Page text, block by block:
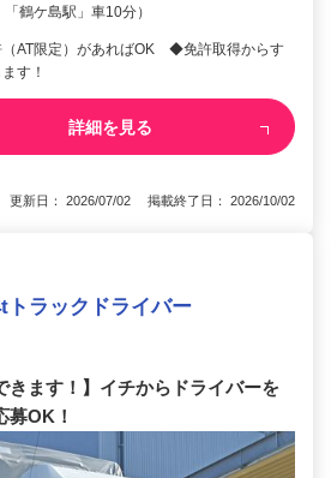
鶴ケ島駅」車10分）
（AT限定）があればOK ◆免許取得からす
す！
詳細を見る
更新日： 2026/07/02 掲載終了日： 2026/10/02
ラックドライバー
きます！】イチからドライバーを
募OK！